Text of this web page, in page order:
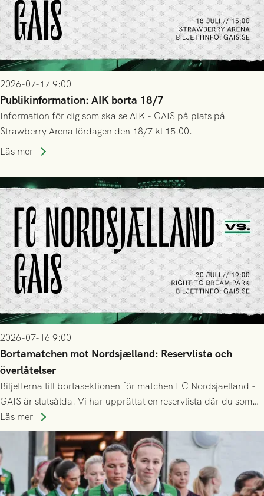
2026-07-17 9:00
Publikinformation: AIK borta 18/7
Information för dig som ska se AIK - GAIS på plats på
Strawberry Arena lördagen den 18/7 kl 15.00.
Läs mer
2026-07-16 9:00
Bortamatchen mot Nordsjælland: Reservlista och
överlåtelser
Biljetterna till bortasektionen för matchen FC Nordsjaelland -
GAIS är slutsålda. Vi har upprättat en reservlista där du som
ännu inte har någon biljett kan anmäla ditt intresse. Du kan
inte själv överlåta din biljett till någon annan.
Läs mer